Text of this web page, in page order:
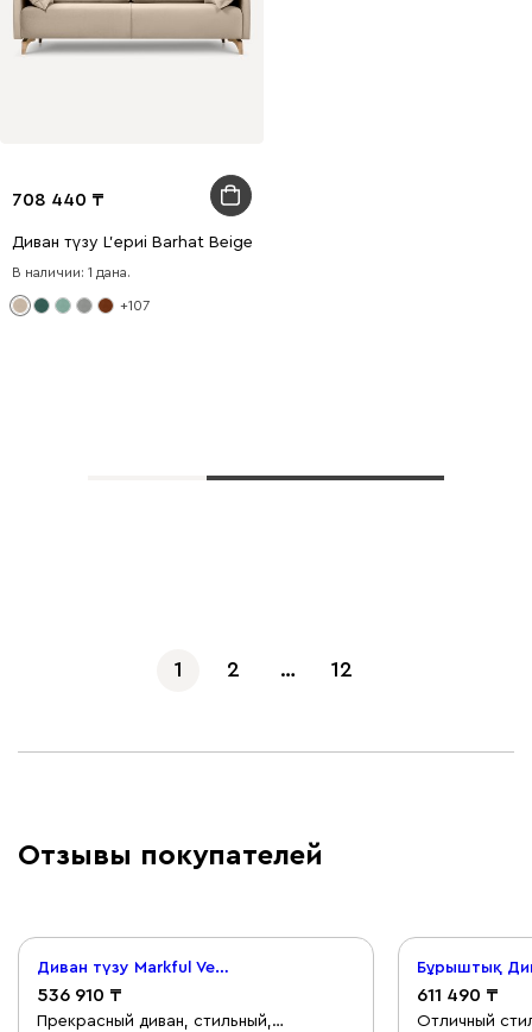
708 440
Диван түзу L'ериi Barhat Beige
В наличии: 1 дана.
+107
1 2 … 12
Отзывы покупателей
Диван түзу Markful Velvet Grey
536 910
Прекрасный диван, стильный,
611 490
Отличный